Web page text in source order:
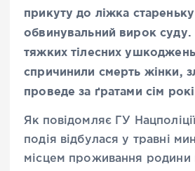
прикуту до ліжка
обвинувальний вирок суду.
тяжких тілесних
спричинили смерть жінки,
проведе за ґратами сім
Як повідомляє ГУ
подія відбулася у травні
місцем проживання родини